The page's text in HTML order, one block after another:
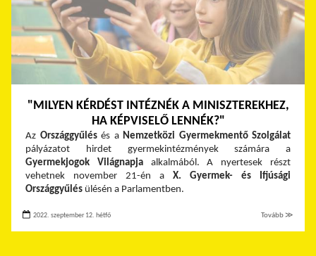
"MILYEN KÉRDÉST INTÉZNÉK A MINISZTEREKHEZ,
HA KÉPVISELŐ LENNÉK?"
Az Országgyűlésés a Nemzetközi Gyermekmentő Szolgálat
pályázatot hirdet gyermekintézmények számára a
Gyermekjogok Világnapjaalkalmából. A nyertesek részt
vehetnek november 21-én a X. Gyermek- és Ifjúsági
Országgyűlés ülésén a Parlamentben.
2022. szeptember 12. hétfő Tovább ≫